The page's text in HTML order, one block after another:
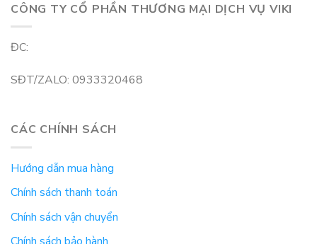
CÔNG TY CỔ PHẦN THƯƠNG MẠI DỊCH VỤ VIKI
ĐC:
SĐT/ZALO: 0933320468
CÁC CHÍNH SÁCH
Hướng dẫn mua hàng
Chính sách thanh toán
Chính sách vận chuyển